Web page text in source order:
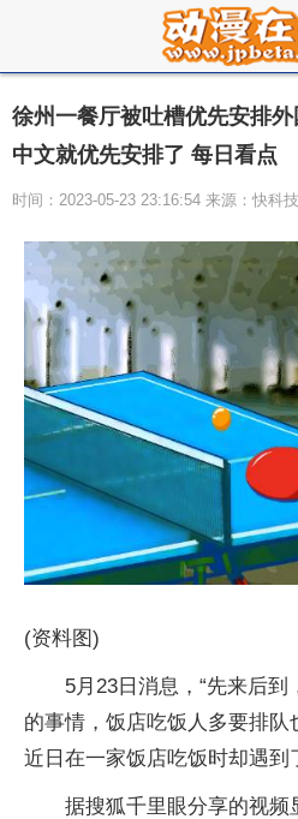
徐州一餐厅被吐槽优先安排
中文就优先安排了 每日看点
时间：2023-05-23 23:16:54 来源：快科技
(资料图)
5月23日消息，“先来后到
的事情，饭店吃饭人多要排
近日在一家饭店吃饭时却遇到
据搜狐千里眼分享的视